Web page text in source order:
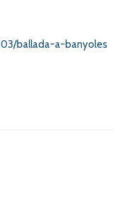
ballada-a-banyoles